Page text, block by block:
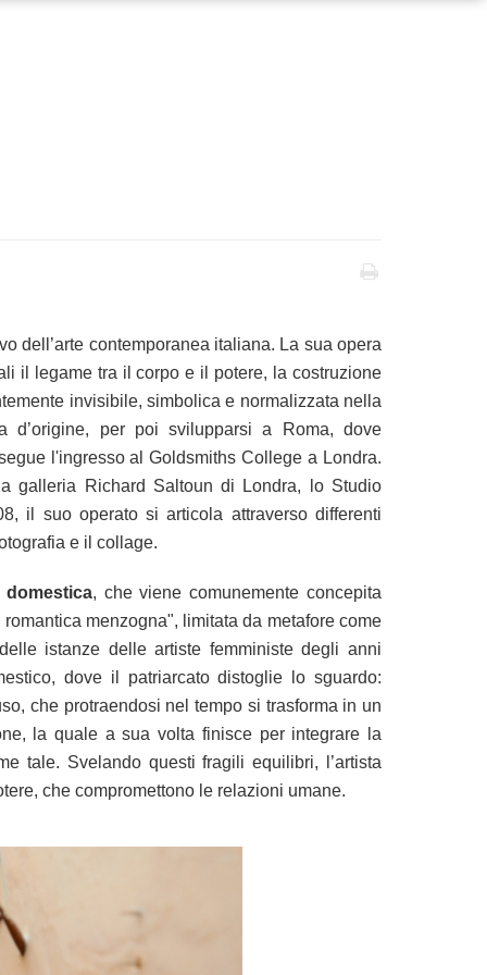
dell’arte contemporanea italiana. La sua opera
il legame tra il corpo e il potere, la costruzione
invisibile, simbolica e normalizzata nella
per poi svilupparsi a Roma, dove
l'ingresso al Goldsmiths College a Londra.
galleria Richard Saltoun di Londra, lo Studio
il suo operato si articola attraverso differenti
e il collage.
domestica, che viene comunemente concepita
menzogna", limitata da metafore come
istanze delle artiste femministe degli anni
dove il patriarcato distoglie lo sguardo:
che protraendosi nel tempo si trasforma in un
la quale a sua volta finisce per integrare la
tale. Svelando questi fragili equilibri, l’artista
che compromettono le relazioni umane.